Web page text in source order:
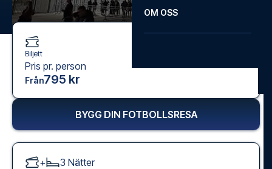
OM OSS
Biljett
Pris pr. person
Från795 kr
BYGG DIN FOTBOLLSRESA
+ 3 Nätter